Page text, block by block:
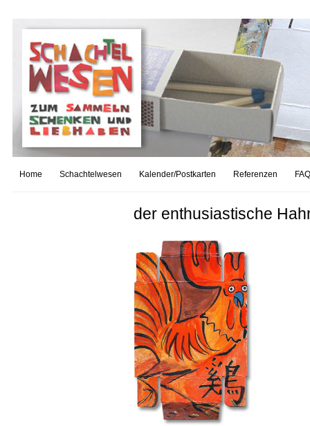
Home Schachtelwesen Kalender/Postkarten Referenzen
der enthusiastische